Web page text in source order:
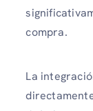
compra.
La